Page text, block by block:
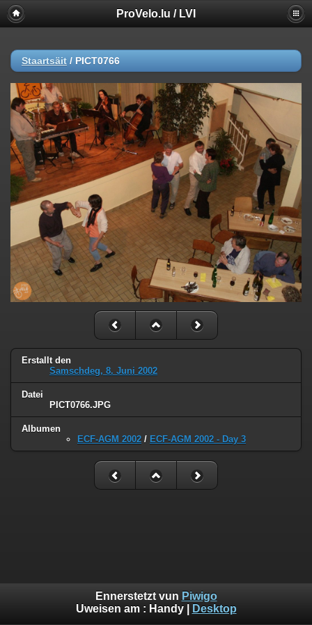
ProVelo.lu / LVI
Staartsäit / PICT0766
Erstallt den
Samschdeg, 8. Juni 2002
Datei
PICT0766.JPG
Albumen
ECF-AGM 2002 / ECF-AGM 2002 - Day 3
Ennerstetzt vun Piwigo
Uweisen am : Handy| Desktop